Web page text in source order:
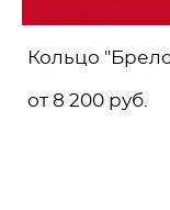
Кольцо
от 8 200 pуб.